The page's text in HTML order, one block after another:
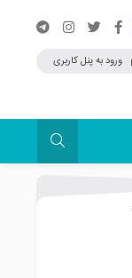
ورود به پنل کاربری